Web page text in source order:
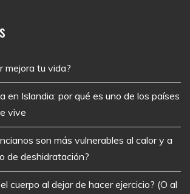
mejora tu vida?
en Islandia: por qué es uno de los países
vive
son más vulnerables al calor y a
de deshidratación?
cuerpo al dejar de hacer ejercicio? (O al